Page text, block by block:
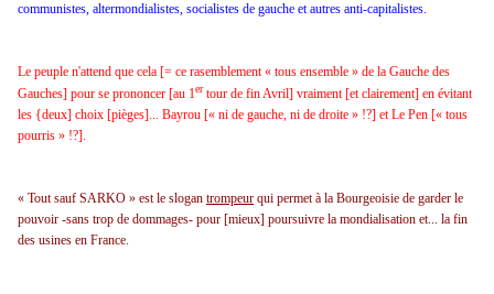
communistes, altermondialistes, socialistes de gauche et autres anti-capitalistes.
Le peuple n'attend que cela [= ce rasemblement « tous ensemble » de la Gauche des
Gauches] pour se prononcer [au 1er tour de fin Avril] vraiment [et clairement] en évitant
les {deux] choix [pièges]... Bayrou [« ni de gauche, ni de droite » !?] et Le Pen [« tous
pourris » !?].
« Tout sauf SARKO » est le slogan trompeur qui permet à la Bourgeoisie de garder le
pouvoir -sans trop de dommages- pour [mieux] poursuivre la mondialisation et... la fin
des usines en France.